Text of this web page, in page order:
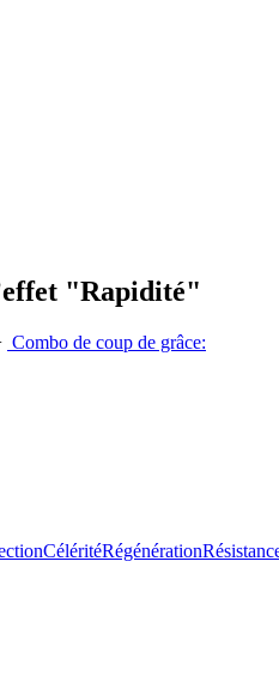
"Rapidité"
Combo de coup de grâce:
CéléritéRégénération